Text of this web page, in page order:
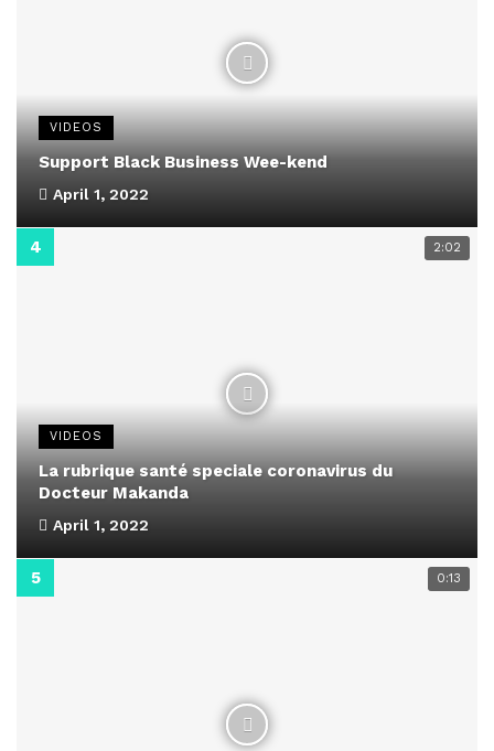
VIDEOS
Support Black Business Wee-kend
April 1, 2022
2:02
VIDEOS
La rubrique santé speciale coronavirus du
Docteur Makanda
April 1, 2022
0:13